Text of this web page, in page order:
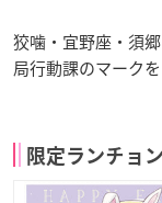
狡噛・宜野座・須
局行動課のマーク
限定ランチョ